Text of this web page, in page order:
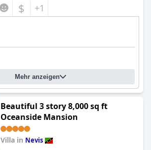
$ +1
Mehr anzeigen
Beautiful 3 story 8,000 sq ft
Oceanside Mansion
Villa in Nevis